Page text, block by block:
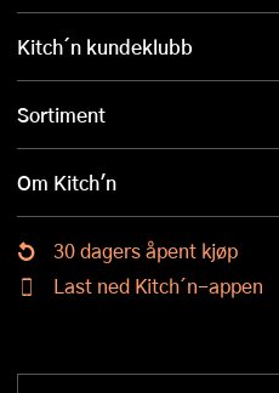
Kitch´n kundeklubb
Sortiment
Om Kitch'n
30 dagers åpent kjøp
Last ned Kitch´n-appen